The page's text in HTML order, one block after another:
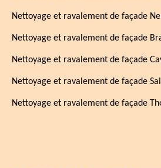
Nettoyage et ravalement de façade
Nettoyage et ravalement de façade
Nettoyage et ravalement de façade
Nettoyage et ravalement de façade
Nettoyage et ravalement de façade